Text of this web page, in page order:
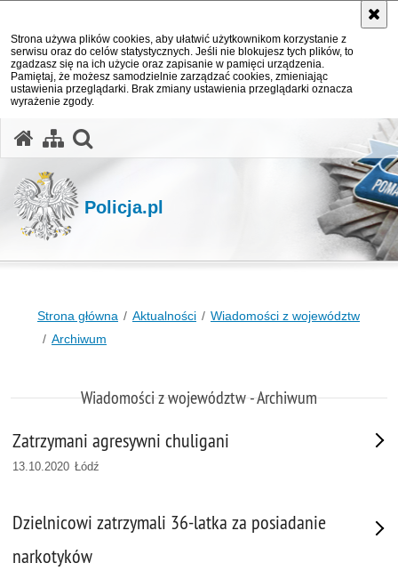
Strona używa plików cookies, aby ułatwić użytkownikom korzystanie z
serwisu oraz do celów statystycznych. Jeśli nie blokujesz tych plików, to
zgadzasz się na ich użycie oraz zapisanie w pamięci urządzenia.
Pamiętaj, że możesz samodzielnie zarządzać cookies, zmieniając
ustawienia przeglądarki. Brak zmiany ustawienia przeglądarki oznacza
wyrażenie zgody.
Policja.pl
Strona główna Aktualności
Wiadomości z województw
Archiwum
Wiadomości z województw - Archiwum
Zatrzymani agresywni chuligani
13.10.2020 Łódź
Dzielnicowi zatrzymali 36-latka za posiadanie
narkotyków